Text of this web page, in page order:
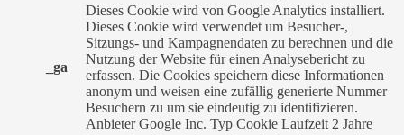
_ga
Dieses Cookie wird von Google Analytics installiert.
Dieses Cookie wird verwendet um Besucher-,
Sitzungs- und Kampagnendaten zu berechnen und die
Nutzung der Website für einen Analysebericht zu
erfassen. Die Cookies speichern diese Informationen
anonym und weisen eine zufällig generierte Nummer
Besuchern zu um sie eindeutig zu identifizieren.
Anbieter Google Inc. Typ Cookie Laufzeit 2 Jahre